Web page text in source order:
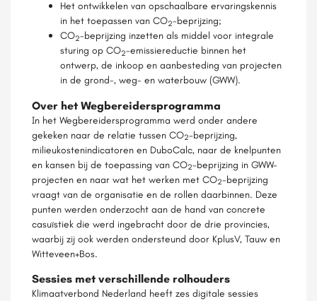
Het ontwikkelen van opschaalbare ervaringskennis
in het toepassen van CO2-beprijzing;
CO2-beprijzing inzetten als middel voor integrale
sturing op CO2-emissiereductie binnen het
ontwerp, de inkoop en aanbesteding van projecten
in de grond-, weg- en waterbouw (GWW).
Over het Wegbereidersprogramma
In het Wegbereidersprogramma werd onder andere
gekeken naar de relatie tussen CO2-beprijzing,
milieukostenindicatoren en DuboCalc, naar de knelpunten
en kansen bij de toepassing van CO2-beprijzing in GWW-
projecten en naar wat het werken met CO2-beprijzing
vraagt van de organisatie en de rollen daarbinnen. Deze
punten werden onderzocht aan de hand van concrete
casuïstiek die werd ingebracht door de drie provincies,
waarbij zij ook werden ondersteund door KplusV, Tauw en
Witteveen+Bos.
Sessies met verschillende rolhouders
Klimaatverbond Nederland heeft zes digitale sessies